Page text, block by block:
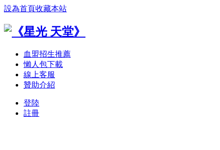
設為首頁收藏本站
血盟招生推薦
懶人包下載
線上客服
贊助介紹
登陸
註冊